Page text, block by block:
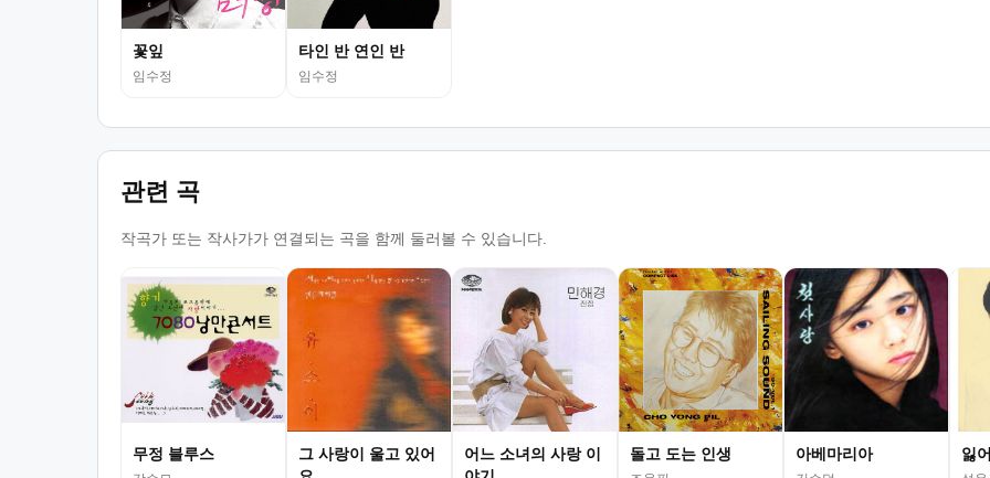
꽃잎
임수정
타인 반 연인 반
임수정
관련 곡
작곡가 또는 작사가가 연결되는 곡을 함께 둘러볼 수 있습니다.
무정 블루스
그 사랑이 울고 있어
어느 소녀의 사랑 이
돌고 도는 인생 아베마리아 잃